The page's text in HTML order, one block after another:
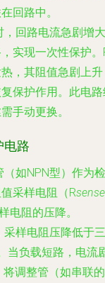
回路中。
，回路电流急剧增
实现一次性保护
，其阻值急剧上
保护作用。此电
手动更换。
电路
（如NPN型）作为
采样电阻（R
电阻的压降。
采样电阻压降低于
当负载短路，电流
调整管（如串联